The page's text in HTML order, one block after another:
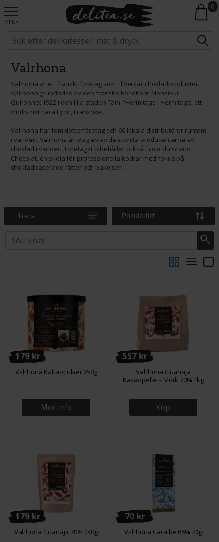
MENY
0
Valrhona
Valrhona är ett franskt företag som tillverkar chokladprodukter.
Valrhona grundades av den franske konditorn Monsieur
Guironnet 1922 i den lilla staden Tain-l'Hermitage i Hermitage; ett
vindistrikt nära Lyon, Frankrike.
Valrhona har fem dotterföretag och 60 lokala distributörer runtom
i världen. Valrhona är idag en av de största producenterna av
choklad i världen. Företaget bibehåller också École du Grand
Chocolat, en skola för professionella kockar med fokus på
chokladbaserade rätter och bakelser.
Filtrera Popularitet
179 kr
Valrhona Kakaopulver 250g
Mer info
557 kr
Valrhona Guanaja
Kakaopellets Mörk 70% 1kg
Köp
179 kr
Valrhona Guanaja 70% 250g
70 kr
Valrhona Caraïbe 66% 70g